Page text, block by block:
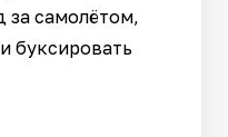
за самолётом,
буксировать